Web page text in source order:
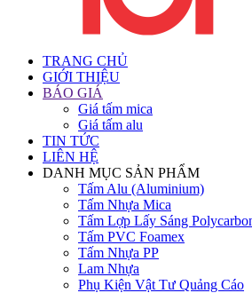
TRANG CHỦ
GIỚI THIỆU
BÁO GIÁ
Giá tấm mica
Giá tấm alu
TIN TỨC
LIÊN HỆ
DANH MỤC SẢN PHẨM
Tấm Alu (Aluminium)
Tấm Nhựa Mica
Tấm Lợp Lấy Sáng
Tấm PVC Foamex
Tấm Nhựa PP
Lam Nhựa
Phụ Kiện Vật Tư Quảng Cáo